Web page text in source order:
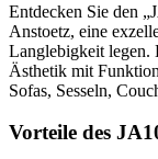
Entdecken Sie den
Anstoetz, eine
Langlebigkeit legen.
Ästhetik mit
Sofas, Sesseln,
Vorteile des